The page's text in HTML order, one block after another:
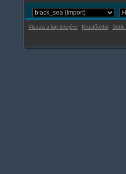
Vissza a lap tetejére Kezdőoldal Sütik